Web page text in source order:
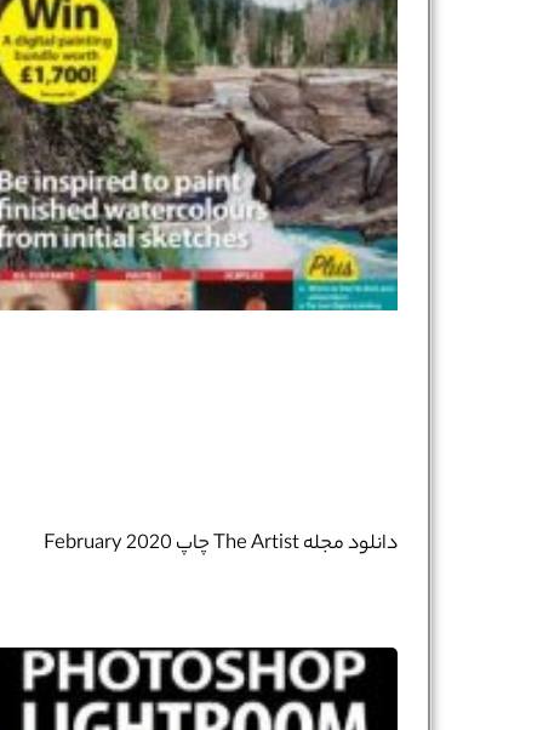
دانلود مجله The Artist چاپ February 2020